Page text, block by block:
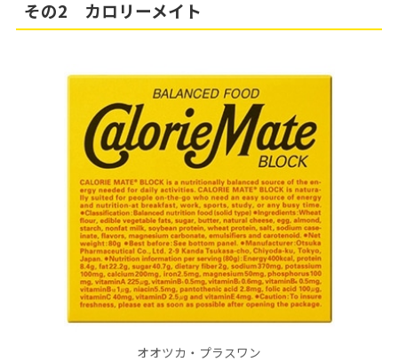
その2 カロリーメイト
オオツカ・プラスワン